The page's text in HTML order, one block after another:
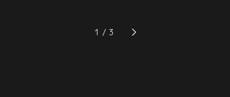
ヌは生前の母について妙な発言をす
る。アロはそんなソヌを訝しく思い
アロはウルクに本当の兄について尋
ね、正体を問いただされたソヌはア
1